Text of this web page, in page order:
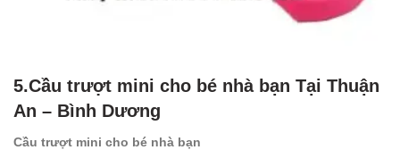
5.Cầu trượt mini cho bé nhà bạn Tại Thuận
An – Bình Dương
Cầu trượt mini cho bé nhà bạn